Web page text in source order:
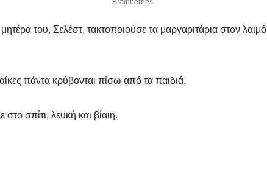
του, Σελέστ, τακτοποιούσε τα μαργαριτάρια στον λαιμό
πάντα κρύβονται πίσω από τα παιδιά.
σπίτι, λευκή και βίαιη.